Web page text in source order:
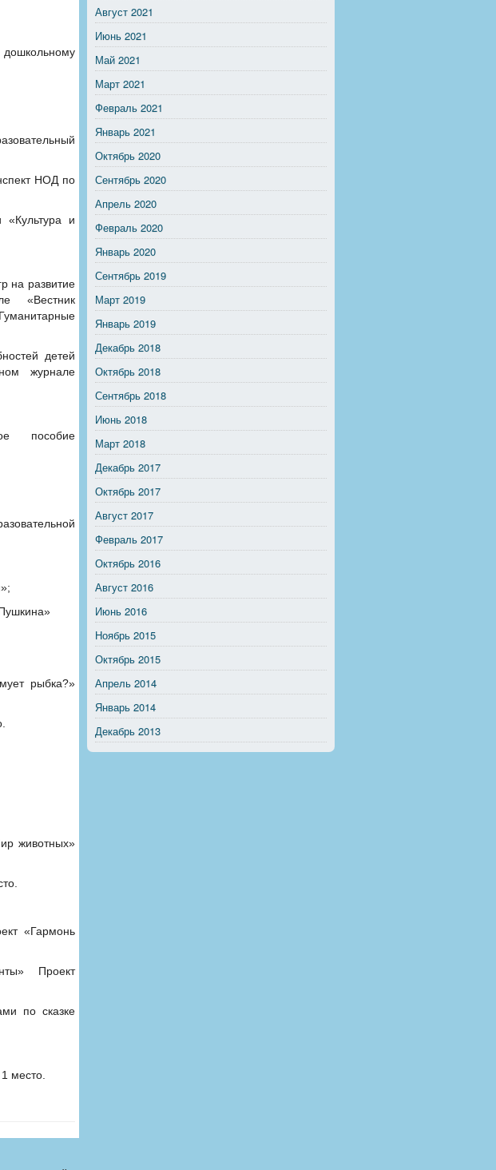
НОД по
и
на развитие
«Вестник
детей
журнале
пособие
рыбка?»
животных»
«Гармонь
Проект
по сказке
место.
Август 2021
Июнь 2021
Май 2021
Март 2021
Февраль 2021
Январь 2021
Октябрь 2020
Сентябрь 2020
Апрель 2020
Февраль 2020
Январь 2020
Сентябрь 2019
Март 2019
Январь 2019
Декабрь 2018
Октябрь 2018
Сентябрь 2018
Июнь 2018
Март 2018
Декабрь 2017
Октябрь 2017
Август 2017
Февраль 2017
Октябрь 2016
Август 2016
Июнь 2016
Ноябрь 2015
Октябрь 2015
Апрель 2014
Январь 2014
Декабрь 2013